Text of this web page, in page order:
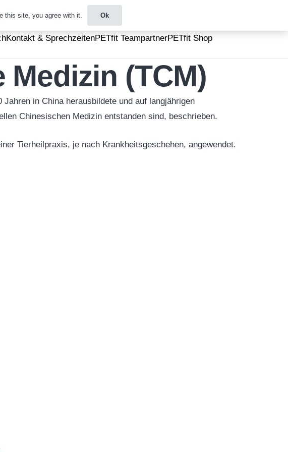
Kontakt & SprechzeitenPETfit TeampartnerPETfit Shop
(TCM)
in China herausbildete und auf langjährigen
Chinesischen Medizin entstanden sind, beschrieben.
Tierheilpraxis, je nach Krankheitsgeschehen, angewendet.
this site, you agree with it. Ok